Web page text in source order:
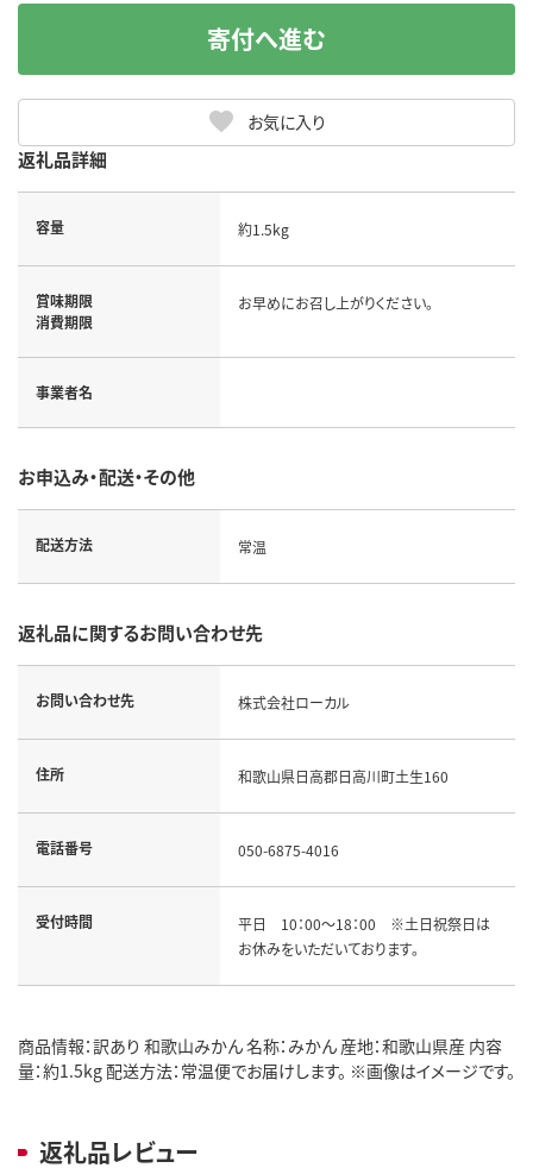
お気に入り
寄付へ進む
返礼品詳細
容量 約1.5kg
賞味期限
消費期限
お早めにお召し上がりください。
事業者名
お申込み・配送・その他
配送方法 常温
返礼品に関するお問い合わせ先
お問い合わせ先 株式会社ローカル
住所 和歌山県日高郡日高川町土生160
電話番号 050-6875-4016
受付時間
平日 10：00～18：00 ※土日祝祭日は
お休みをいただいております。
商品情報：訳あり 和歌山みかん 名称：みかん 産地：和歌山県産 内容
量：約1.5kg 配送方法：常温便でお届けします。 ※画像はイメージです。
返礼品レビュー